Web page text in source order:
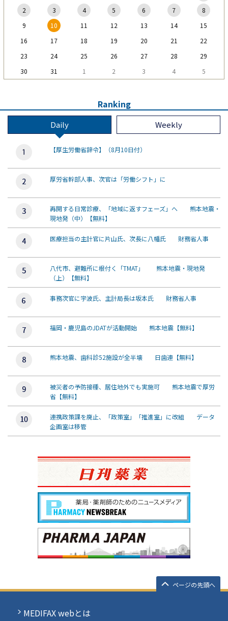
2
3 4 5 6 7
8
9
10 11 12 13 14
15
16
17 18 19 20 21
22
23
24 25 26 27 28
29
30
31 1 2 3 4 5
Ranking
Daily Weekly
【厚生労働省辞令】（8月10日付）
厚労省幹部人事、次官は「労働シフト」に
再開する日常診療、「地域に返すフェーズ」へ 熊本地震・
現地発（中）【無料】
医療担当の主計官に片山氏、次長に八幡氏 財務省人事
八代市、避難所に根付く「TMAT」 熊本地震・現地発
（上）【無料】
事務次官に宇波氏、主計局長は坂本氏 財務省人事
福岡・鹿児島のJDATが活動開始 熊本地震【無料】
熊本地震、歯科診52施設が全半壊 日歯連【無料】
被災者の予防接種、居住地外でも実施可 熊本地震で厚労
省【無料】
連携政策課を廃止、「政策室」「推進室」に改組 データ
企画室は移管
ページの先頭へ
MEDIFAX webとは